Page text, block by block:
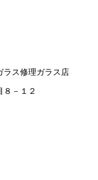
ラス修理ガラス店
８－１２